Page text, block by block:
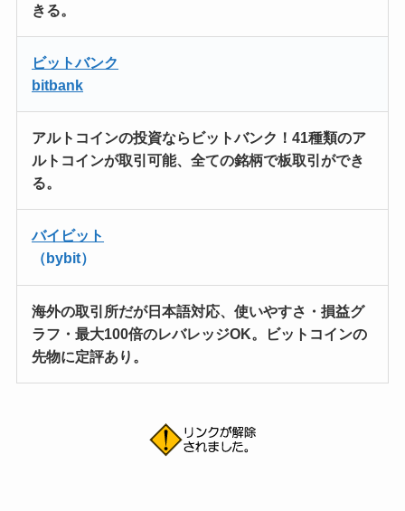
きる。
ビットバンク
bitbank
アルトコインの投資ならビットバンク！41種類のア
ルトコインが取引可能、全ての銘柄で板取引ができ
る。
バイビット
（bybit）
海外の取引所だが日本語対応、使いやすさ・損益グ
ラフ・最大100倍のレバレッジOK。ビットコインの
先物に定評あり。